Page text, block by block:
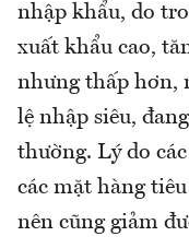
nhập khẩu, do
xuất khẩu cao,
nhưng thấp hơn,
lệ nhập siêu,
thường. Lý do
các mặt hàng
nên cũng giảm